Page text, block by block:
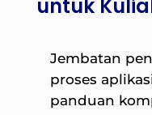
untuk
Jembatan
proses
panduan